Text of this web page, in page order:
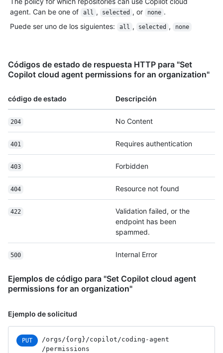
agent. Can be one of
all , selected , or none .
Puede ser uno de los siguientes: all , selected , none
Códigos de estado de respuesta HTTP para "Set
Copilot cloud agent permissions for an organization"
código de estado Descripción
204 No Content
401 Requires authentication
403 Forbidden
404 Resource not found
422
Validation failed, or the
endpoint has been
spammed.
500 Internal Error
Ejemplos de código para "Set Copilot cloud agent
permissions for an organization"
Ejemplo de solicitud
PUT /orgs /{org} /copilot /coding-agent
/permissions